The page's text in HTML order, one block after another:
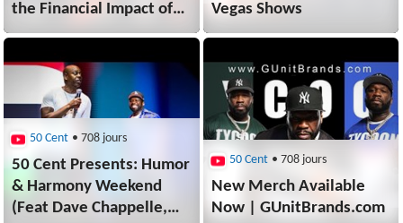
the Financial Impact of
Humor & Harmony
Vegas Shows
50 Cent • 708 jours
50 Cent Presents: Humor
& Harmony Weekend
(Feat Dave Chappelle,
50 Cent • 708 jours
New Merch Available
Now | GUnitBrands.com